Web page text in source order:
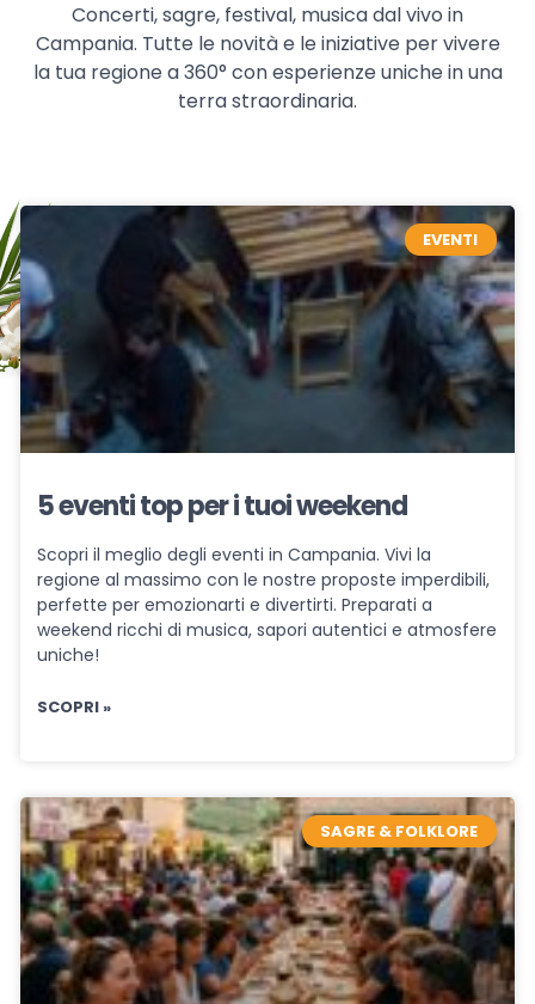
Concerti, sagre, festival, musica dal vivo in
Campania. Tutte le novità e le iniziative per vivere
la tua regione a 360° con esperienze uniche in una
terra straordinaria.
EVENTI
5 eventi top per i tuoi weekend
Scopri il meglio degli eventi in Campania. Vivi la
regione al massimo con le nostre proposte imperdibili,
perfette per emozionarti e divertirti. Preparati a
weekend ricchi di musica, sapori autentici e atmosfere
uniche!
SCOPRI »
SAGRE & FOLKLORE